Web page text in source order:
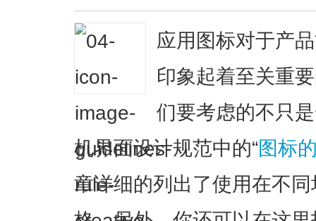
应用图标对于产
印象起着至关重
们要考虑的不只
机界面设计规范中的“图标
章详细的列出了使用在不